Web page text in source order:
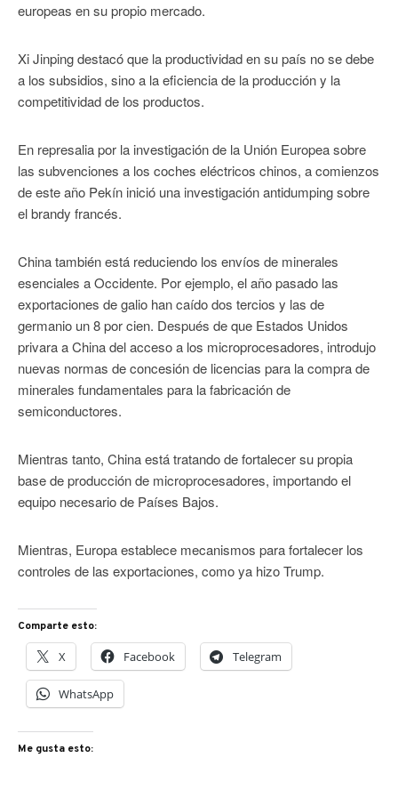
europeas en su propio mercado.
Xi Jinping destacó que la productividad en su país no se debe
a los subsidios, sino a la eficiencia de la producción y la
competitividad de los productos.
En represalia por la investigación de la Unión Europea sobre
las subvenciones a los coches eléctricos chinos, a comienzos
de este año Pekín inició una investigación antidumping sobre
el brandy francés.
China también está reduciendo los envíos de minerales
esenciales a Occidente. Por ejemplo, el año pasado las
exportaciones de galio han caído dos tercios y las de
germanio un 8 por cien. Después de que Estados Unidos
privara a China del acceso a los microprocesadores, introdujo
nuevas normas de concesión de licencias para la compra de
minerales fundamentales para la fabricación de
semiconductores.
Mientras tanto, China está tratando de fortalecer su propia
base de producción de microprocesadores, importando el
equipo necesario de Países Bajos.
Mientras, Europa establece mecanismos para fortalecer los
controles de las exportaciones, como ya hizo Trump.
Comparte esto:
X Facebook Telegram
WhatsApp
Me gusta esto: